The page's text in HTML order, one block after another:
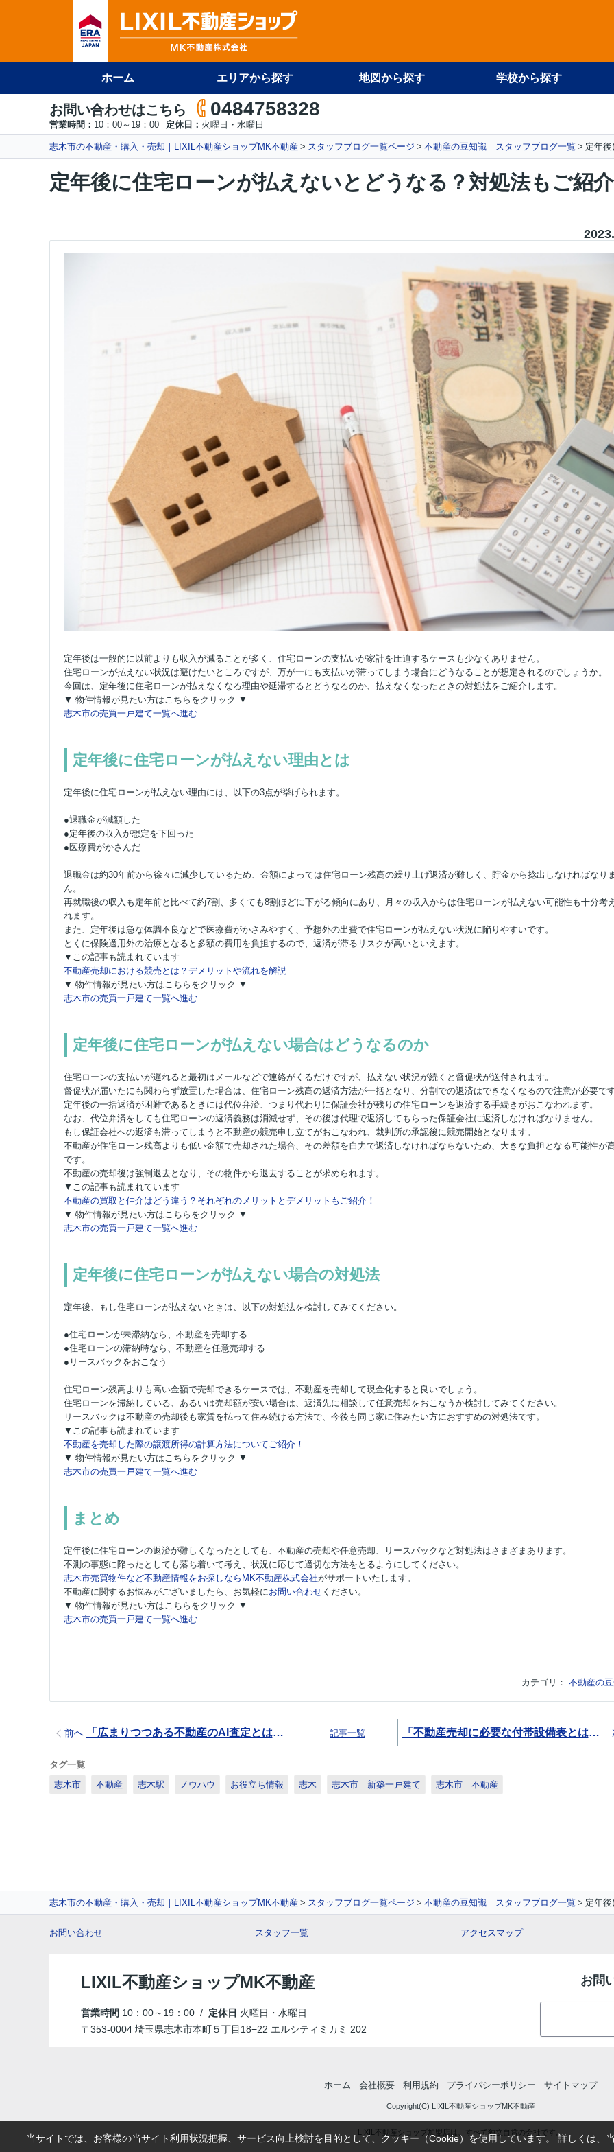
ホーム エリアから探す 地図から探す 学校から探す
お問い合わせはこちら 0484758328
営業時間： 10：00～19：00 定休日： 火曜日・水曜日
志木市の不動産・購入・売却｜LIXIL不動産ショップMK不動産 スタッフブログ一覧ページ 不動産の豆知識｜スタッフブログ一覧 定年
定年後に住宅ローンが払えないとどうなる？対処法もご紹介
定年後は一般的に以前よりも収入が減ることが多く、住宅ローンの支払いが家計を圧迫するケースも少なくありません。
住宅ローンが払えない状況は避けたいところですが、万が一にも支払いが滞ってしまう場合にどうなることが想定されるのでしょうか。
今回は、定年後に住宅ローンが払えなくなる理由や延滞するとどうなるのか、払えなくなったときの対処法をご紹介します。
▼ 物件情報が見たい方はこちらをクリック ▼
志木市の売買一戸建て一覧へ進む
定年後に住宅ローンが払えない理由とは
定年後に住宅ローンが払えない理由には、以下の3点が挙げられます。
●退職金が減額した
●定年後の収入が想定を下回った
●医療費がかさんだ
退職金は約30年前から徐々に減少しているため、金額によっては住宅ローン残高の繰り上げ返済が難しく、貯金から捻出しなければなり
ん。
再就職後の収入も定年前と比べて約7割、多くても8割ほどに下がる傾向にあり、月々の収入からは住宅ローンが払えない可能性も十分考
れます。
また、定年後は急な体調不良などで医療費がかさみやすく、予想外の出費で住宅ローンが払えない状況に陥りやすいです。
とくに保険適用外の治療となると多額の費用を負担するので、返済が滞るリスクが高いといえます。
▼この記事も読まれています
不動産売却における競売とは？デメリットや流れを解説
▼ 物件情報が見たい方はこちらをクリック ▼
志木市の売買一戸建て一覧へ進む
定年後に住宅ローンが払えない場合はどうなるのか
住宅ローンの支払いが遅れると最初はメールなどで連絡がくるだけですが、払えない状況が続くと督促状が送付されます。
督促状が届いたにも関わらず放置した場合は、住宅ローン残高の返済方法が一括となり、分割での返済はできなくなるので注意が必要です
定年後の一括返済が困難であるときには代位弁済、つまり代わりに保証会社が残りの住宅ローンを返済する手続きがおこなわれます。
なお、代位弁済をしても住宅ローンの返済義務は消滅せず、その後は代理で返済してもらった保証会社に返済しなければなりません。
もし保証会社への返済も滞ってしまうと不動産の競売申し立てがおこなわれ、裁判所の承認後に競売開始となります。
不動産が住宅ローン残高よりも低い金額で売却された場合、その差額を自力で返済しなければならないため、大きな負担となる可能性が
です。
不動産の売却後は強制退去となり、その物件から退去することが求められます。
▼この記事も読まれています
不動産の買取と仲介はどう違う？それぞれのメリットとデメリットもご紹介！
▼ 物件情報が見たい方はこちらをクリック ▼
志木市の売買一戸建て一覧へ進む
定年後に住宅ローンが払えない場合の対処法
定年後、もし住宅ローンが払えないときは、以下の対処法を検討してみてください。
●住宅ローンが未滞納なら、不動産を売却する
●住宅ローンの滞納時なら、不動産を任意売却する
●リースバックをおこなう
住宅ローン残高よりも高い金額で売却できるケースでは、不動産を売却して現金化すると良いでしょう。
住宅ローンを滞納している、あるいは売却額が安い場合は、返済先に相談して任意売却をおこなうか検討してみてください。
リースバックは不動産の売却後も家賃を払って住み続ける方法で、今後も同じ家に住みたい方におすすめの対処法です。
▼この記事も読まれています
不動産を売却した際の譲渡所得の計算方法についてご紹介！
▼ 物件情報が見たい方はこちらをクリック ▼
志木市の売買一戸建て一覧へ進む
まとめ
定年後に住宅ローンの返済が難しくなったとしても、不動産の売却や任意売却、リースバックなど対処法はさまざまあります。
不測の事態に陥ったとしても落ち着いて考え、状況に応じて適切な方法をとるようにしてください。
志木市売買物件など不動産情報をお探しならMK不動産株式会社がサポートいたします。
不動産に関するお悩みがございましたら、お気軽にお問い合わせ ください。
▼ 物件情報が見たい方はこちらをクリック ▼
志木市の売買一戸建て一覧へ進む
カテゴリ： 不動産の
前へ 「広まりつつある不動産のAI査定とは？メリットとデメリットをご紹介」 記事一覧 「不動産売却に必要な付帯設備表とは？記載事項や作成時の注意点を解説」
タグ一覧
志木市
不動産 志木駅 ノウハウ お役立ち情報 志木 志木市 新築一戸建て 志木市 不動産
志木市の不動産・購入・売却｜LIXIL不動産ショップMK不動産 スタッフブログ一覧ページ 不動産の豆知識｜スタッフブログ一覧 定年
お問い合わせ スタッフ一覧 アクセスマップ
LIXIL不動産ショップMK不動産
営業時間 10：00～19：00 / 定休日 火曜日・水曜日
〒353-0004 埼玉県志木市本町５丁目18−22 エルシティミカミ 202
お問
ホーム 会社概要 利用規約 プライバシーポリシー サイトマップ
Copyright(C) LIXIL不動産ショップMK不動産
LIXIL不動産ショップ加盟店は、すべて独立自営の会社です。
当サイトでは、お客様の当サイト利用状況把握、サービス向上検討を目的として、クッキー（Cookie）を使用しています。 詳しくは、